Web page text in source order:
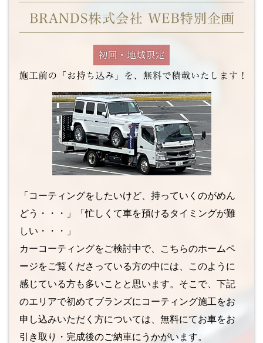
「コーティングをしたいけど、持っていくのがめん
どう・・・」「忙しくて車を預けるタイミングが難
しい・・・」
カーコーティングをご検討中で、こちらのホームペ
ージをご覧くださっている方の中には、このように
感じている方も多いことと思います。そこで、下記
のエリアで初めてブランズにコーティング施工をお
申し込みいただく方については、無料にてお車をお
引き取り・完成後のご納車にうかがいます。